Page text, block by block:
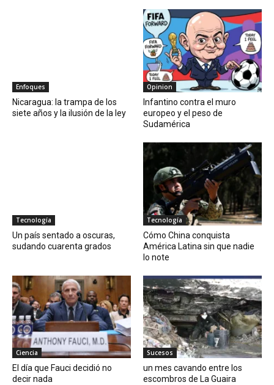
Enfoques
Nicaragua: la trampa de los
siete años y la ilusión de la ley
Opinion
Infantino contra el muro
europeo y el peso de
Sudamérica
Tecnología
Un país sentado a oscuras,
sudando cuarenta grados
Tecnología
Cómo China conquista
América Latina sin que nadie
lo note
Ciencia
El día que Fauci decidió no
decir nada
Sucesos
un mes cavando entre los
escombros de La Guaira